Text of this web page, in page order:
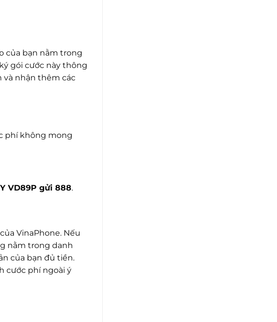
của bạn nằm trong
gói cước này thông
và nhận thêm các
phí không mong
VD89P gửi 888.
VinaPhone. Nếu
nằm trong danh
của bạn đủ tiền.
cước phí ngoài ý